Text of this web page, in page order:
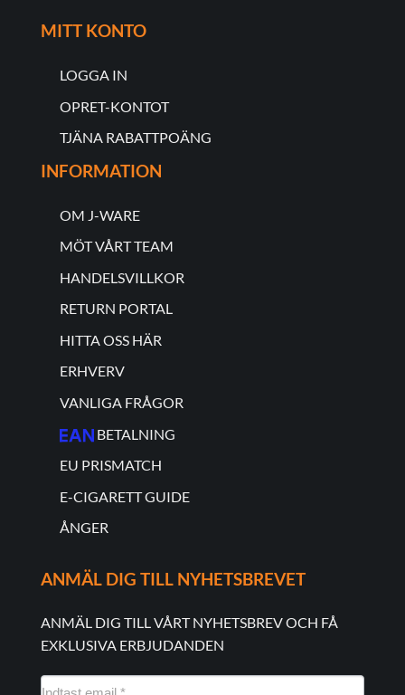
MITT KONTO
LOGGA IN
OPRET-KONTOT
TJÄNA RABATTPOÄNG
INFORMATION
OM J-WARE
MÖT VÅRT TEAM
HANDELSVILLKOR
RETURN PORTAL
HITTA OSS HÄR
ERHVERV
VANLIGA FRÅGOR
BETALNING
EU PRISMATCH
E-CIGARETT GUIDE
ÅNGER
ANMÄL DIG TILL NYHETSBREVET
ANMÄL DIG TILL VÅRT NYHETSBREV OCH FÅ
EXKLUSIVA ERBJUDANDEN
NYHEDSMAIL